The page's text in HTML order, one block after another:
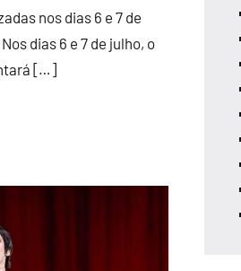
nos dias 6 e 7 de
dias 6 e 7 de julho, o
[…]